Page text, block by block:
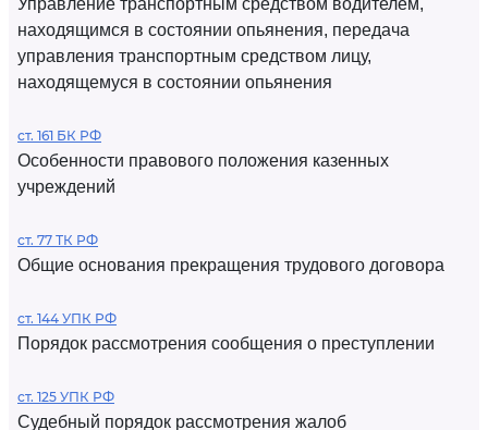
Управление транспортным средством водителем,
находящимся в состоянии опьянения, передача
управления транспортным средством лицу,
находящемуся в состоянии опьянения
ст. 161 БК РФ
Особенности правового положения казенных
учреждений
ст. 77 ТК РФ
Общие основания прекращения трудового договора
ст. 144 УПК РФ
Порядок рассмотрения сообщения о преступлении
ст. 125 УПК РФ
Судебный порядок рассмотрения жалоб